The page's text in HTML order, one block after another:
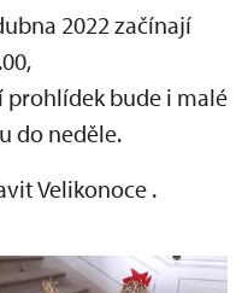
2022 začínají
prohlídek bude i malé
do neděle.
Velikonoce .